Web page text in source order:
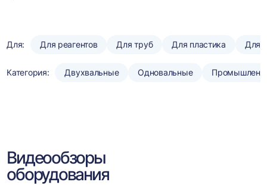
Для: Для реагентов Для труб Для пластика Для
Категория: Двухвальные Одновальные
Видеообзоры
оборудования